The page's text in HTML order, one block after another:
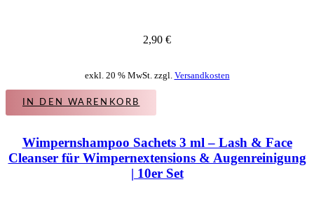
2,90 €
exkl. 20 % MwSt. zzgl. Versandkosten
IN DEN WARENKORB
Wimpernshampoo Sachets 3 ml – Lash & Face
Cleanser für Wimpernextensions & Augenreinigung
| 10er Set